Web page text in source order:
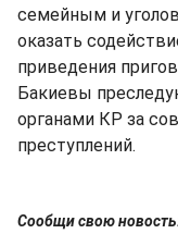
семейным и
оказать
приведения
Бакиевы
органами КР за
преступлений.
Сообщи свою